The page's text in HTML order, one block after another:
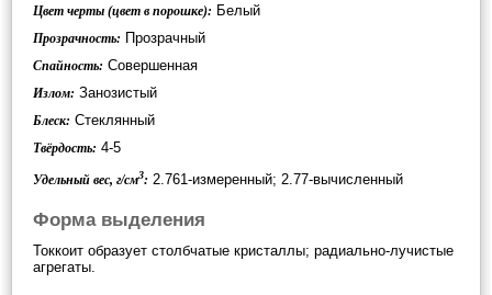
Цвет черты (цвет в порошке): Белый
Прозрачность: Прозрачный
Спайность: Совершенная
Излом: Занозистый
Блеск: Стеклянный
Твёрдость: 4-5
Удельный вес, г/см3: 2.761-измеренный; 2.77-вычисленный
Форма выделения
Токкоит образует столбчатые кристаллы; радиально-лучистые
агрегаты.